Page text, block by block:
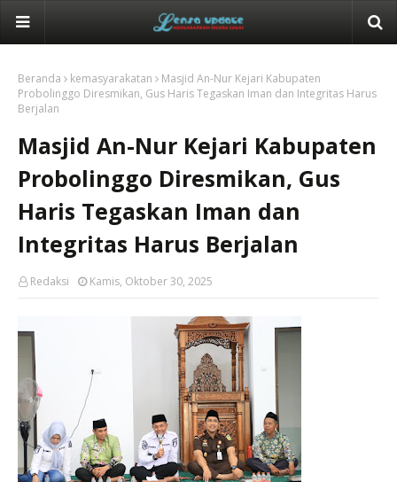
Beranda kemasyarakatan
Masjid An-Nur Kejari Kabupaten
Probolinggo Diresmikan, Gus Haris Tegaskan Iman dan Integritas Harus
Berjalan
Masjid An-Nur Kejari Kabupaten
Probolinggo Diresmikan, Gus
Haris Tegaskan Iman dan
Integritas Harus Berjalan
Redaksi Kamis, Oktober 30, 2025